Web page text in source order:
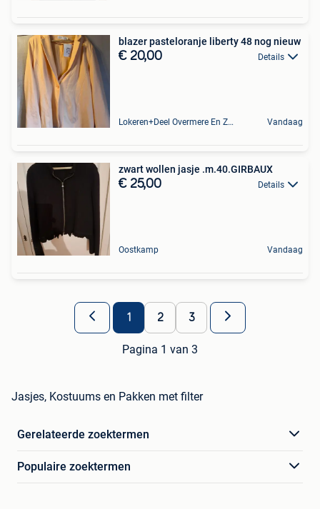
blazer pasteloranje liberty 48 nog nieuw
€ 20,00 Details
Lokeren+Deel Overmere En Zele Vandaag
zwart wollen jasje .m.40.GIRBAUX
€ 25,00 Details
Oostkamp Vandaag
1 2 3
Pagina 1 van 3
Jasjes, Kostuums en Pakken met filter
Gerelateerde zoektermen
Populaire zoektermen